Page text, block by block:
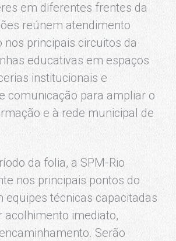
em diferentes frentes da
reúnem atendimento
nos principais circuitos da
educativas em espaços
institucionais e
comunicação para ampliar o
e à rede municipal de
da folia, a SPM-Rio
nos principais pontos do
equipes técnicas capacitadas
acolhimento imediato,
Serão